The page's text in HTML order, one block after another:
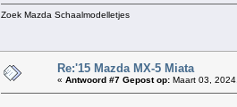
Zoek Mazda Schaalmodelletjes
Re:'15 Mazda MX-5 Miata
« Antwoord #7 Gepost op: Maart 03,